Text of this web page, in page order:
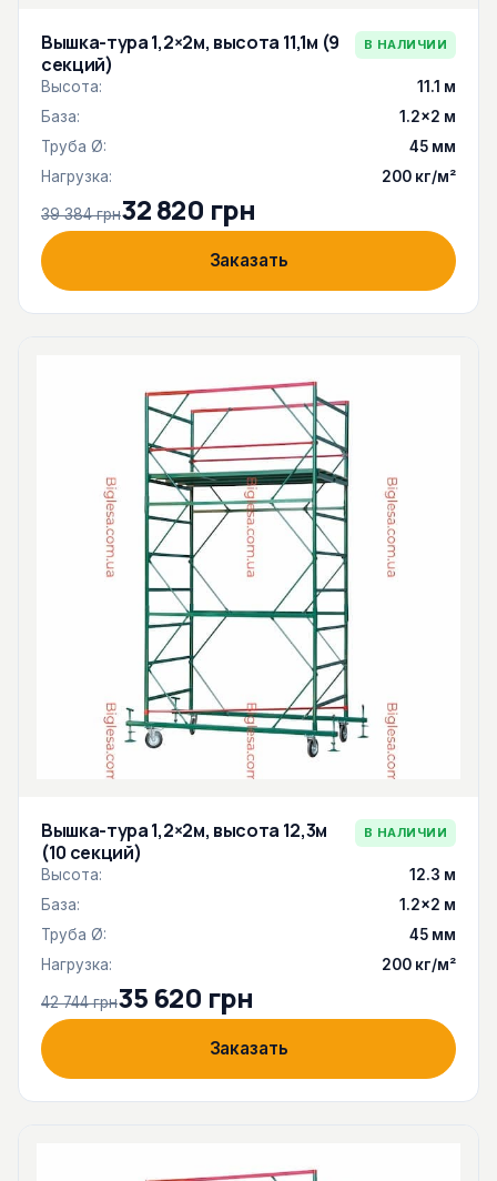
Вышка-тура 1,2×2м, высота 11,1м (9
секций)
В НАЛИЧИИ
Высота:
11.1 м
База:
1.2×2 м
Труба Ø:
45 мм
Нагрузка:
200 кг/м²
39 384 грн32 820 грн
Заказать
Вышка-тура 1,2×2м, высота 12,3м
(10 секций)
В НАЛИЧИИ
Высота:
12.3 м
База:
1.2×2 м
Труба Ø:
45 мм
Нагрузка:
200 кг/м²
42 744 грн35 620 грн
Заказать